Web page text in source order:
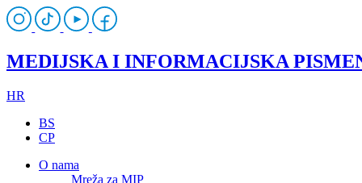
MEDIJSKA I INFORMACIJSKA
HR
BS
CP
O nama
Mreža za MIP